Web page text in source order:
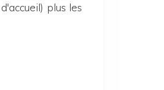
plus les